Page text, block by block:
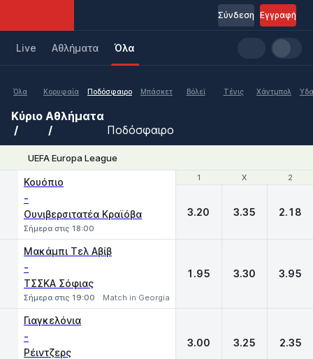
Εγγραφή
Σύνδεση
Live Aθλήματα Όλα
Όλα Κορυφαία Ποδόσφαιρο Μπάσκετ Βόλεϊ Τένις Χάντμπολ
Κύριο Αθλήματα
Ποδόσφαιρο
UEFA Europa League
1 X 2
Κουόπιο
-
Ουνιβερσιτατέα Κραϊόβα
Σήμερα στις 18:00
1 X 2
3.20 3.35 2.18
Μακάμπι Τελ Αβίβ
-
ΤΣΣΚΑ Σόφιας
Σήμερα στις 19:00 Match in Georgia
1.95 3.30 3.95
Γιαγκελόνια
-
Ρέιντζερς
3.00 3.25 2.35